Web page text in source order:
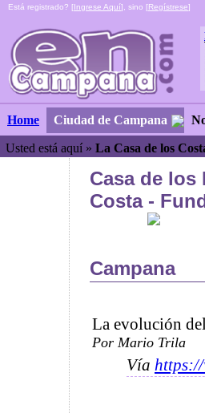
Está registrado? [Ingrese Aquí], sino [Regístrese]
Home Ciudad de Campana
Usted está aquí » La Casa de los
Casa de los
Costa -
Campana
La evolución
Por Mario Trila
Vía